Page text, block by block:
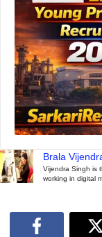
Brala
Vijendra Singh is
working in digital